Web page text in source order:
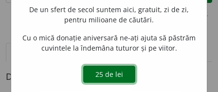
opțiuni
definiții (1) pronunțievolume_up (11)
Definiția cu ID-ul 35994:
De un sfert de secol suntem aici, gratuit, zi de zi,
pentru milioane de căutări.
Cu o mică donație aniversară ne-ați ajuta să păstrăm
cuvintele la îndemâna tuturor și pe viitor.